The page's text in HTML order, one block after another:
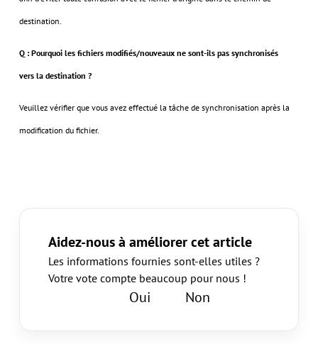
destination.
Q : Pourquoi les fichiers modifiés/nouveaux ne sont-ils pas synchronisés
vers la destination ?
Veuillez vérifier que vous avez effectué la tâche de synchronisation après la
modification du fichier.
Aidez-nous à améliorer cet article
Les informations fournies sont-elles utiles ?
Votre vote compte beaucoup pour nous !
Oui Non